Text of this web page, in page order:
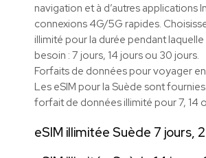
navigation et à d’autres applications
connexions 4G/5G rapides.
illimité pour la durée pendant
besoin : 7 jours, 14 jours ou 30 jours.
Forfaits de données pour voyager
Les eSIM pour la Suède sont
forfait de données illimité pour 7, 14
eSIM illimitée Suède 7 jours,